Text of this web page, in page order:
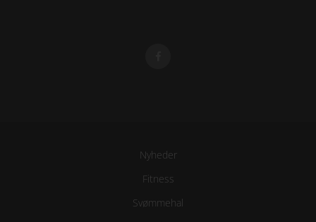
Nyheder
Fitness
Svømmehal